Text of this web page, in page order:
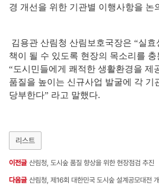
경 개선을 위한 기관별 이행사항을 논
김용관 산림청 산림보호국장은 “실효
책이 될 수 있도록 현장의 목소리를
“도시민들에게 쾌적한 생활환경을 제
품질을 높이는 신규사업 발굴에 각 기
당부한다” 라고 말했다.
리스트
이전글 산림청, 도시숲 품질 향상을 위한 현장점검 추진
다음글 산림청, 제16회 대한민국 도시숲 설계공모대전